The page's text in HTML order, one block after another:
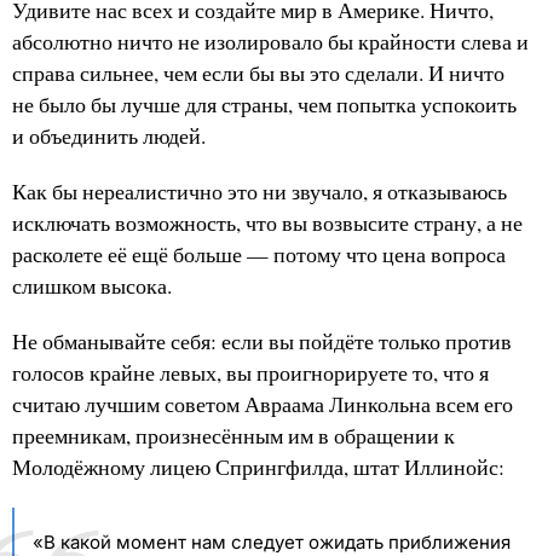
Удивите нас всех и создайте мир в Америке. Ничто,
абсолютно ничто не изолировало бы крайности слева и
справа сильнее, чем если бы вы это сделали. И ничто
не было бы лучше для страны, чем попытка успокоить
и объединить людей.
Как бы нереалистично это ни звучало, я отказываюсь
исключать возможность, что вы возвысите страну, а не
расколете её ещё больше — потому что цена вопроса
слишком высока.
Не обманывайте себя: если вы пойдёте только против
голосов крайне левых, вы проигнорируете то, что я
считаю лучшим советом Авраама Линкольна всем его
преемникам, произнесённым им в обращении к
Молодёжному лицею Спрингфилда, штат Иллинойс:
«В какой момент нам следует ожидать приближения